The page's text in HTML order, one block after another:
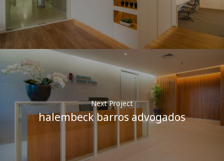
Next Project
halembeck barros advogados